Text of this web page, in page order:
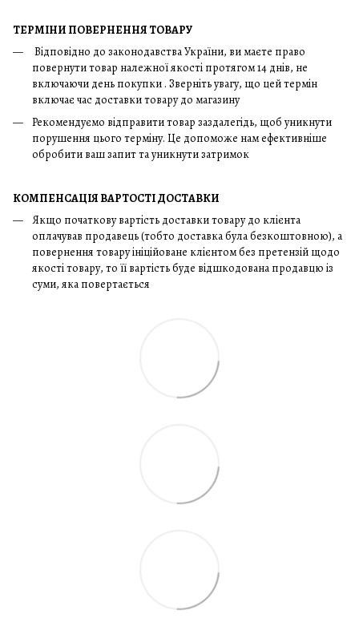
ТЕРМІНИ ПОВЕРНЕННЯ ТОВАРУ
Відповідно до законодавства України, ви маєте право
повернути товар належної якості протягом 14 днів, не
включаючи день покупки . Зверніть увагу, що цей термін
включає час доставки товару до магазину
Рекомендуємо відправити товар заздалегідь, щоб уникнути
порушення цього терміну. Це допоможе нам ефективніше
обробити ваш запит та уникнути затримок
КОМПЕНСАЦІЯ ВАРТОСТІ ДОСТАВКИ
Якщо початкову вартість доставки товару до клієнта
оплачував продавець (тобто доставка була безкоштовною), а
повернення товару ініційоване клієнтом без претензій щодо
якості товару, то її вартість буде відшкодована продавцю із
суми, яка повертається